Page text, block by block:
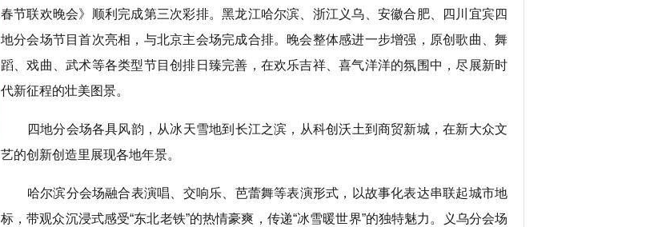
春节联欢晚会》顺利完成第三次彩排。黑龙江哈尔滨、浙江义乌、安徽合肥、四川宜宾四
地分会场节目首次亮相，与北京主会场完成合排。晚会整体感进一步增强，原创歌曲、舞
蹈、戏曲、武术等各类型节目创排日臻完善，在欢乐吉祥、喜气洋洋的氛围中，尽展新时
代新征程的壮美图景。
四地分会场各具风韵，从冰天雪地到长江之滨，从科创沃土到商贸新城，在新大众文
艺的创新创造里展现各地年景。
哈尔滨分会场融合表演唱、交响乐、芭蕾舞等表演形式，以故事化表达串联起城市地
标，带观众沉浸式感受“东北老铁”的热情豪爽，传递“冰雪暖世界”的独特魅力。义乌分会场